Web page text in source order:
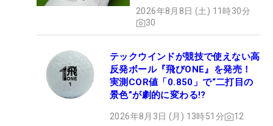
ュー
2026年8月8日 (土) 11時30分
30
テックウインドが競技で使えない高
反発ボール『飛びONE』を発売！
実測COR値「0.850」で“二打目の
景色”が劇的に変わる!?
2026年8月3日 (月) 13時51分 12